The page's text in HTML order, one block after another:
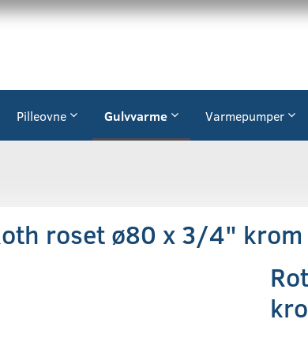
Pilleovne Gulvvarme Varmepumper
roset ø80 x 3/4" krom